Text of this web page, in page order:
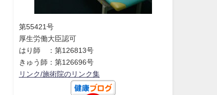
第55421号
厚生労働大臣認可
はり師 ：第126813号
きゅう師：第126696号
リンク/施術院のリンク集